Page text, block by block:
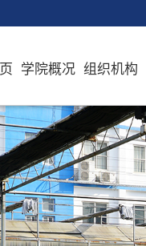
学院概况 组织机构